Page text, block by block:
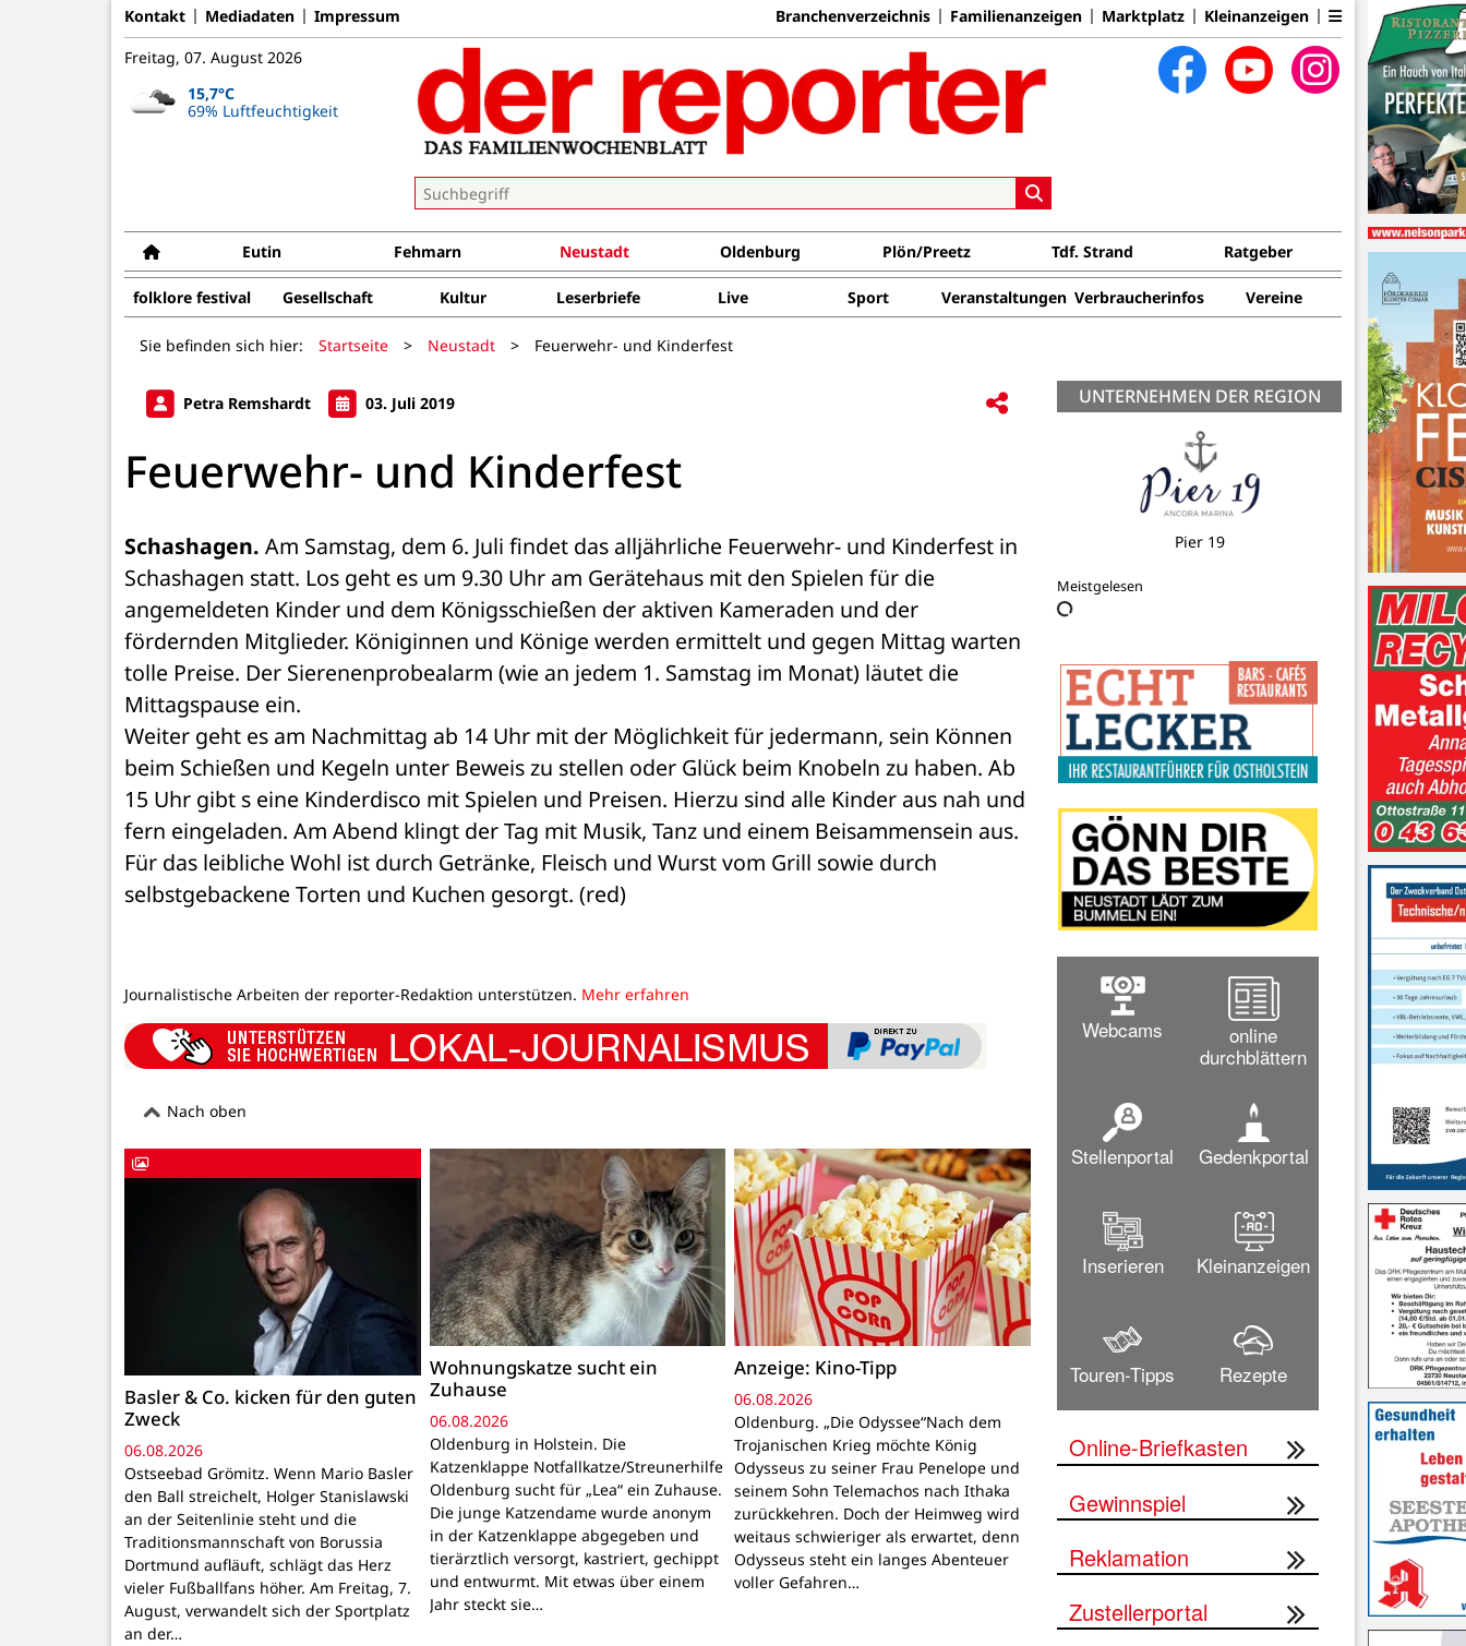
Kontakt Mediadaten Impressum Branchenverzeichnis Familienanzeigen Marktplatz Kleinanzeigen
Freitag, 07. August 2026
15,7°C
69% Luftfeuchtigkeit
Eutin Fehmarn Neustadt Oldenburg Plön/Preetz Tdf. Strand Ratgeber
folklore festival Gesellschaft Kultur Leserbriefe Live Sport Veranstaltungen Verbraucherinfos Vereine
Sie befinden sich hier: Startseite > Neustadt > Feuerwehr- und Kinderfest
Petra Remshardt 03. Juli 2019
Feuerwehr- und Kinderfest
Schashagen. Am Samstag, dem 6. Juli findet das alljährliche Feuerwehr- und Kinderfest in
Schashagen statt. Los geht es um 9.30 Uhr am Gerätehaus mit den Spielen für die
angemeldeten Kinder und dem Königsschießen der aktiven Kameraden und der
fördernden Mitglieder. Königinnen und Könige werden ermittelt und gegen Mittag warten
tolle Preise. Der Sierenenprobealarm (wie an jedem 1. Samstag im Monat) läutet die
Mittagspause ein.
Weiter geht es am Nachmittag ab 14 Uhr mit der Möglichkeit für jedermann, sein Können
beim Schießen und Kegeln unter Beweis zu stellen oder Glück beim Knobeln zu haben. Ab
15 Uhr gibt s eine Kinderdisco mit Spielen und Preisen. Hierzu sind alle Kinder aus nah und
fern eingeladen. Am Abend klingt der Tag mit Musik, Tanz und einem Beisammensein aus.
Für das leibliche Wohl ist durch Getränke, Fleisch und Wurst vom Grill sowie durch
selbstgebackene Torten und Kuchen gesorgt. (red)
Journalistische Arbeiten der reporter-Redaktion unterstützen. Mehr erfahren
Nach oben
Basler & Co. kicken für den guten
Zweck
06.08.2026
Ostseebad Grömitz. Wenn Mario Basler
den Ball streichelt, Holger Stanislawski
an der Seitenlinie steht und die
Traditionsmannschaft von Borussia
Dortmund aufläuft, schlägt das Herz
vieler Fußballfans höher. Am Freitag, 7.
August, verwandelt sich der Sportplatz
an der…
Wohnungskatze sucht ein
Zuhause
06.08.2026
Oldenburg in Holstein. Die
Katzenklappe Notfallkatze/Streunerhilfe
Oldenburg sucht für „Lea“ ein Zuhause.
Die junge Katzendame wurde anonym
in der Katzenklappe abgegeben und
tierärztlich versorgt, kastriert, gechippt
und entwurmt. Mit etwas über einem
Jahr steckt sie…
Anzeige: Kino-Tipp
06.08.2026
Oldenburg. „Die Odyssee“Nach dem
Trojanischen Krieg möchte König
Odysseus zu seiner Frau Penelope und
seinem Sohn Telemachos nach Ithaka
zurückkehren. Doch der Heimweg wird
weitaus schwieriger als erwartet, denn
Odysseus steht ein langes Abenteuer
voller Gefahren…
UNTERNEHMEN DER REGION
Bestattungshaus Mielke
Meistgelesen
Webcams
online
durchblättern
Stellenportal Gedenkportal
Inserieren Kleinanzeigen
Touren-Tipps Rezepte
Online-Briefkasten
Gewinnspiel
Reklamation
Zustellerportal